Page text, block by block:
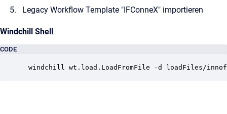
Legacy Workflow Template "IFConneX" importieren
Windchill Shell
CODE
windchill wt.load.LoadFromFile -d loadFiles/